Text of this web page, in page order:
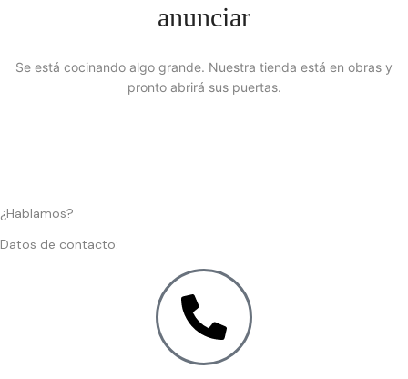
anunciar
Se está cocinando algo grande. Nuestra tienda está en obras y
pronto abrirá sus puertas.
¿Hablamos?
Datos de contacto: